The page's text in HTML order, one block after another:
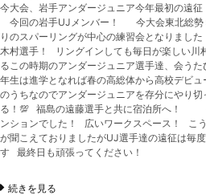
今大会、岩手アンダージュニア今年最初の遠
今回の岩手UJメンバー！ 今大会東北総勢
りのスパーリングが中心の練習会となりま
木村選手！ リングインしても毎日が楽しい
るこの時期のアンダージュニア選手達、会う
年生は進学となれば春の高総体から高校デビ
のうちなのでアンダージュニアを存分にやり
る！💯 福島の遠藤選手と共に宿泊所へ！
ンションでした！ 広いワークスペース！ こ
が聞こえておりましたがUJ選手達の遠征は毎
す 最終日も頑張ってください！
続きを見る